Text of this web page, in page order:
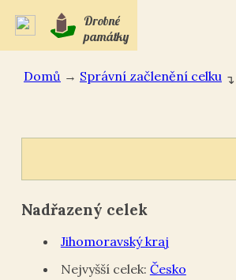
Drobné
památky
Domů → Správní začlenění celku ↴
Nadřazený celek
Jihomoravský kraj
Nejvyšší celek: Česko